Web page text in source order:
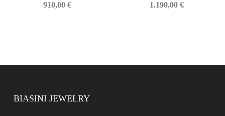
910,00 €
1.190,00€
BIASINI JEWELRY